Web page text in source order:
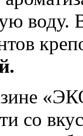
воду.
со